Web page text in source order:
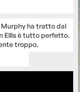
Murphy ha tratto dal
Ellis è tutto perfetto.
troppo.